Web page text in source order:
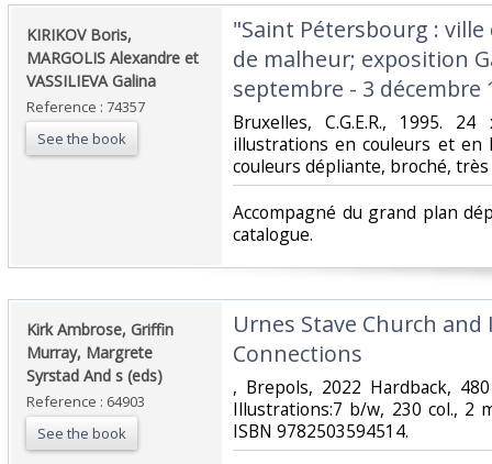
‎KIRIKOV Boris,
MARGOLIS Alexandre et
VASSILIEVA Galina‎
Reference : 74357
See the book
‎"Saint Pétersbourg :
de malheur; exposition
septembre - 3 décembre
‎Bruxelles, C.G.E.R., 1995.
illustrations en couleurs et
couleurs dépliante, broché,
‎Accompagné du grand plan
catalogue.‎
‎Kirk Ambrose, Griffin
Murray, Margrete
Syrstad And s (eds)‎
Reference : 64903
See the book
‎Urnes Stave Church
Connections‎
‎, Brepols, 2022 Hardback,
Illustrations:7 b/w, 230 col., 2
ISBN 9782503594514.‎